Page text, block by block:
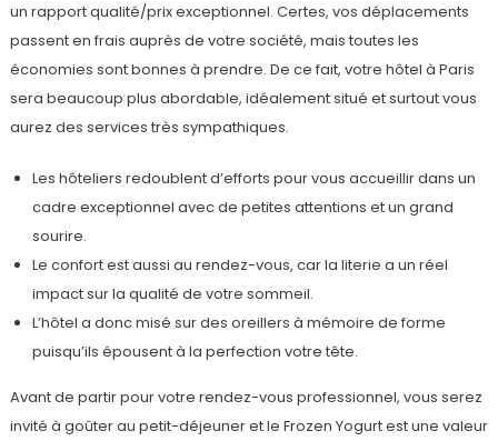
un rapport qualité/prix exceptionnel. Certes, vos déplacements
passent en frais auprès de votre société, mais toutes les
économies sont bonnes à prendre. De ce fait, votre hôtel à Paris
sera beaucoup plus abordable, idéalement situé et surtout vous
aurez des services très sympathiques.
Les hôteliers redoublent d’efforts pour vous accueillir dans un
cadre exceptionnel avec de petites attentions et un grand
sourire.
Le confort est aussi au rendez-vous, car la literie a un réel
impact sur la qualité de votre sommeil.
L’hôtel a donc misé sur des oreillers à mémoire de forme
puisqu’ils épousent à la perfection votre tête.
Avant de partir pour votre rendez-vous professionnel, vous serez
invité à goûter au petit-déjeuner et le Frozen Yogurt est une valeur